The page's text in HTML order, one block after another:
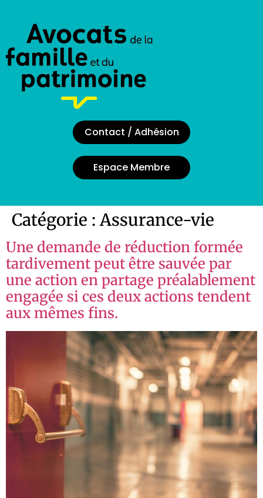
Contact / Adhésion
Espace Membre
Catégorie :Assurance-vie
Une demande de réduction formée
tardivement peut être sauvée par
une action en partage préalablement
engagée si ces deux actions tendent
aux mêmes fins.